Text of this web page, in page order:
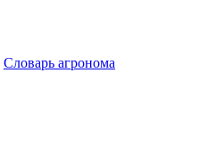
Словарь агронома